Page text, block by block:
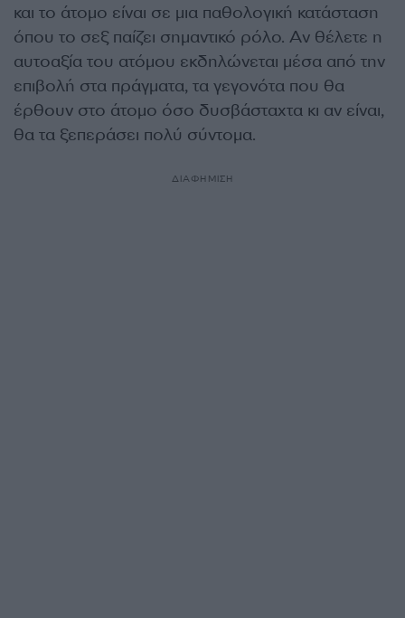
και το άτομο είναι σε μια παθολογική κατάσταση
όπου το σεξ παίζει σημαντικό ρόλο. Αν θέλετε η
αυτοαξία του ατόμου εκδηλώνεται μέσα από την
επιβολή στα πράγματα, τα γεγονότα που θα
έρθουν στο άτομο όσο δυσβάσταχτα κι αν είναι,
θα τα ξεπεράσει πολύ σύντομα.
ΔΙΑΦΗΜΙΣΗ